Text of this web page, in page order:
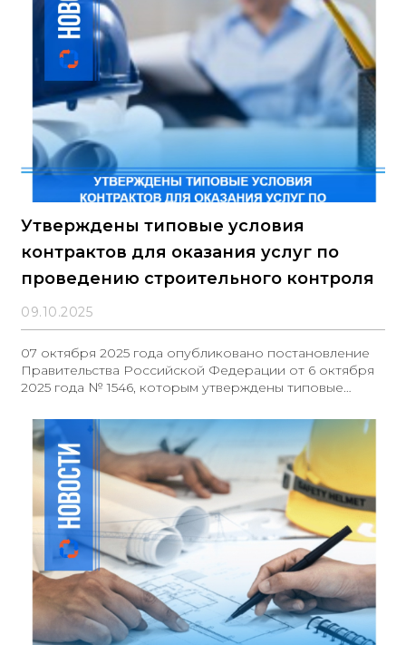
Утверждены типовые условия
контрактов для оказания услуг по
проведению строительного контроля
09.10.2025
07 октября 2025 года опубликовано постановление
Правительства Российской Федерации от 6 октября
2025 года № 1546, которым утверждены типовые
проведению строительного контроля, заключаемых в
рамках Федерального закона № 44-ФЗ. Данное
постановление устанавливает основные положения,
регулирующие взаимоотношения между заказчиком и
исполнителем в ходе оказания услуг строительного
контроля при строительстве, реконструкции и
капитальном ремонте объектов капитального
строительства